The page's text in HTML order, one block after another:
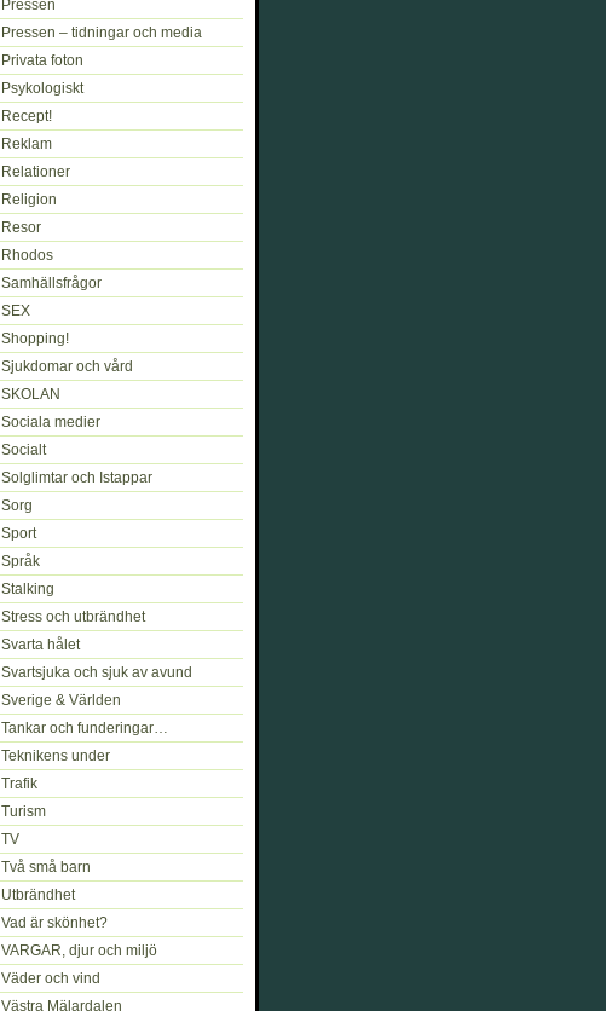
Pressen
Pressen – tidningar och media
Privata foton
Psykologiskt
Recept!
Reklam
Relationer
Religion
Resor
Rhodos
Samhällsfrågor
SEX
Shopping!
Sjukdomar och vård
SKOLAN
Sociala medier
Socialt
Solglimtar och Istappar
Sorg
Sport
Språk
Stalking
Stress och utbrändhet
Svarta hålet
Svartsjuka och sjuk av avund
Sverige & Världen
Tankar och funderingar…
Teknikens under
Trafik
Turism
TV
Två små barn
Utbrändhet
Vad är skönhet?
VARGAR, djur och miljö
Väder och vind
Västra Mälardalen